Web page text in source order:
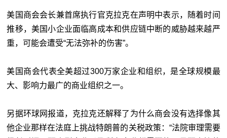
美国商会会长兼首席执行官克拉克在声明中表示，随着时间
推移，美国小企业面临高成本和供应链中断的威胁越来越严
重，可能会遭受“无法弥补的伤害”。
美国商会代表全美超过300万家企业和组织，是全球规模最
大、影响力最广的商业组织之一。
另据环球网报道，克拉克还解释了为什么商会没有选择像其
他企业那样在法庭上挑战特朗普的关税政策：“法院审理需要